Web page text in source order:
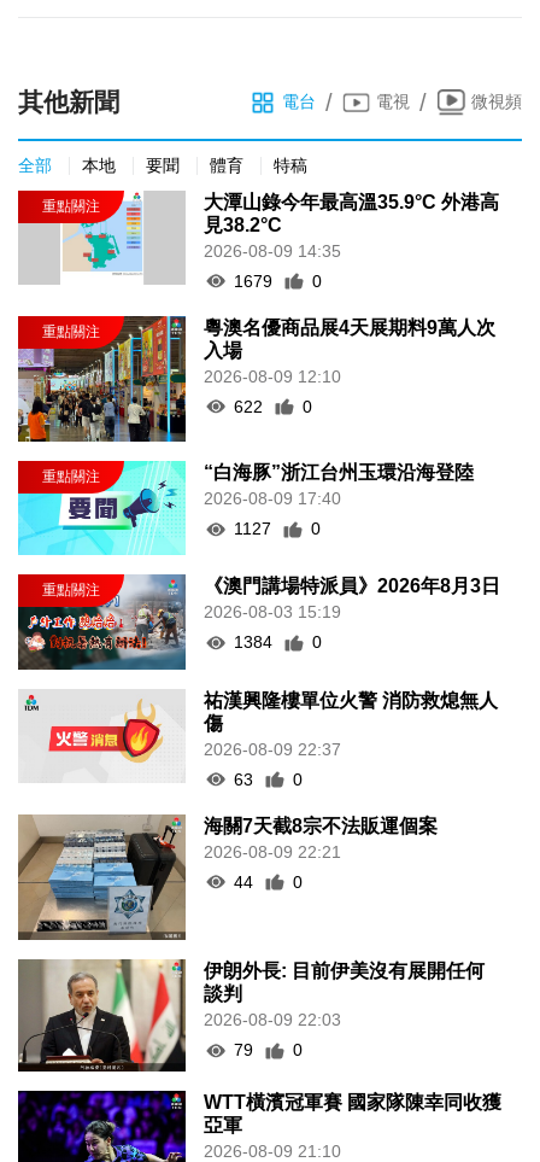
其他新聞 電台 / 電視 / 微視頻
全部 本地 要聞 體育 特稿
大潭山錄今年最高溫35.9°C 外港高
見38.2°C
2026-08-09 14:35
1679
0
粵澳名優商品展4天展期料9萬人次
入場
2026-08-09 12:10
622
0
“白海豚”浙江台州玉環沿海登陸
2026-08-09 17:40
1127
0
《澳門講場特派員》2026年8月3日
2026-08-03 15:19
1384
0
祐漢興隆樓單位火警 消防救熄無人
傷
2026-08-09 22:37
63
0
海關7天截8宗不法販運個案
2026-08-09 22:21
44
0
伊朗外長: 目前伊美沒有展開任何
談判
2026-08-09 22:03
79
0
WTT橫濱冠軍賽 國家隊陳幸同收獲
亞軍
2026-08-09 21:10